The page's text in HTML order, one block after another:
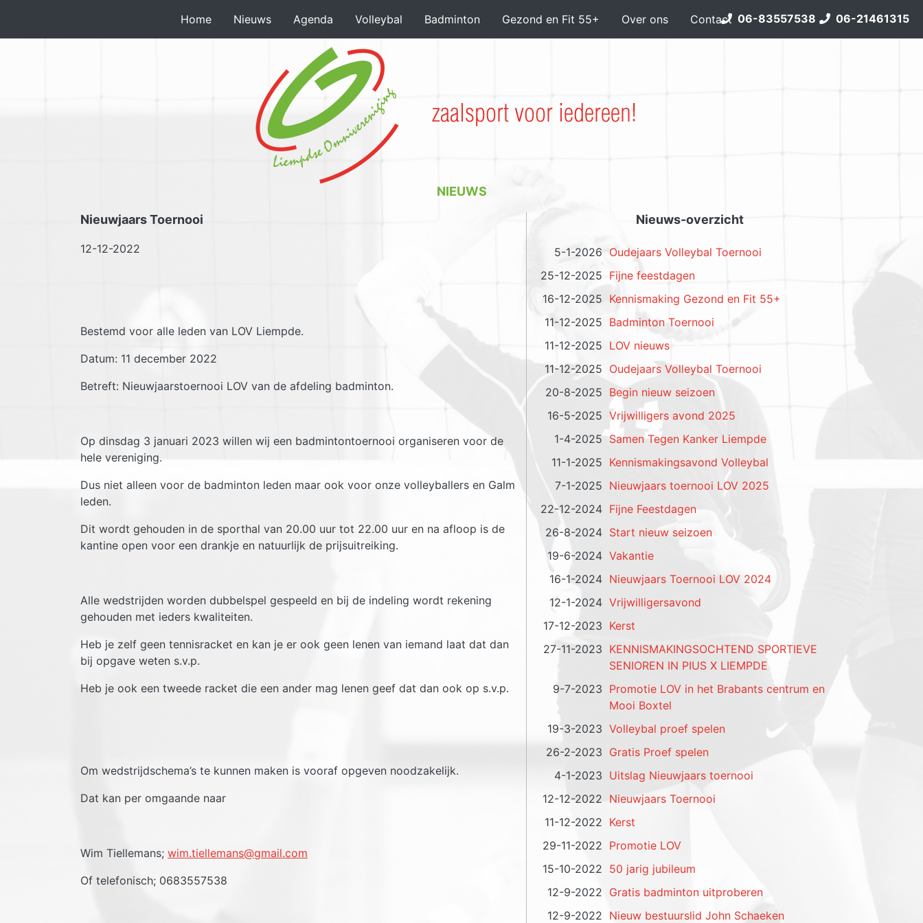
06-83557538 06-21461315
Home Nieuws Agenda Volleybal Badminton Gezond en Fit 55+ Over ons Contact
NIEUWS
Nieuwjaars Toernooi
12-12-2022
Bestemd voor alle leden van LOV Liempde.
Datum: 11 december 2022
Betreft: Nieuwjaarstoernooi LOV van de afdeling badminton.
Op dinsdag 3 januari 2023 willen wij een badmintontoernooi organiseren voor de
hele vereniging.
Dus niet alleen voor de badminton leden maar ook voor onze volleyballers en Galm
leden.
Dit wordt gehouden in de sporthal van 20.00 uur tot 22.00 uur en na afloop is de
kantine open voor een drankje en natuurlijk de prijsuitreiking.
Alle wedstrijden worden dubbelspel gespeeld en bij de indeling wordt rekening
gehouden met ieders kwaliteiten.
Heb je zelf geen tennisracket en kan je er ook geen lenen van iemand laat dat dan
bij opgave weten s.v.p.
Heb je ook een tweede racket die een ander mag lenen geef dat dan ook op s.v.p.
Om wedstrijdschema’s te kunnen maken is vooraf opgeven noodzakelijk.
Dat kan per omgaande naar
Wim Tiellemans; wim.tiellemans@gmail.com
Of telefonisch; 0683557538
Nieuws-overzicht
5-1-2026 Oudejaars Volleybal Toernooi
25-12-2025 Fijne feestdagen
16-12-2025 Kennismaking Gezond en Fit 55+
11-12-2025 Badminton Toernooi
11-12-2025 LOV nieuws
11-12-2025 Oudejaars Volleybal Toernooi
20-8-2025 Begin nieuw seizoen
16-5-2025 Vrijwilligers avond 2025
1-4-2025 Samen Tegen Kanker Liempde
11-1-2025 Kennismakingsavond Volleybal
7-1-2025 Nieuwjaars toernooi LOV 2025
22-12-2024 Fijne Feestdagen
26-8-2024 Start nieuw seizoen
19-6-2024 Vakantie
16-1-2024 Nieuwjaars Toernooi LOV 2024
12-1-2024 Vrijwilligersavond
17-12-2023 Kerst
27-11-2023 KENNISMAKINGSOCHTEND SPORTIEVE
SENIOREN IN PIUS X LIEMPDE
9-7-2023 Promotie LOV in het Brabants centrum en
Mooi Boxtel
19-3-2023 Volleybal proef spelen
26-2-2023 Gratis Proef spelen
4-1-2023 Uitslag Nieuwjaars toernooi
12-12-2022 Nieuwjaars Toernooi
11-12-2022 Kerst
29-11-2022 Promotie LOV
15-10-2022 50 jarig jubileum
12-9-2022 Gratis badminton uitproberen
12-9-2022 Nieuw bestuurslid John Schaeken